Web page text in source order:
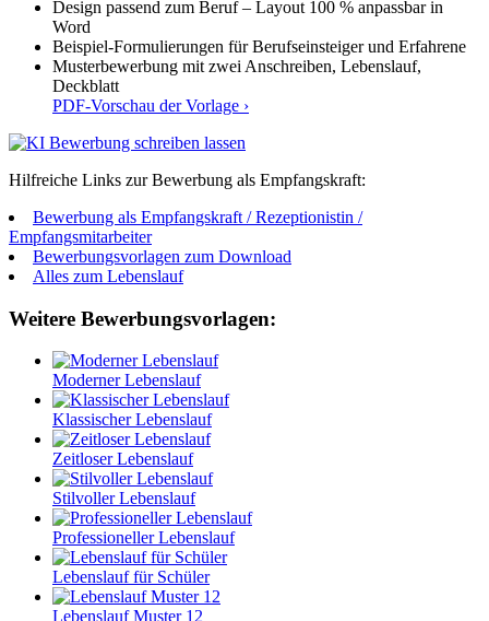
Design passend zum Beruf – Layout 100 % anpassbar in
Word
Beispiel-Formulierungen für Berufseinsteiger und Erfahrene
Musterbewerbung mit zwei Anschreiben, Lebenslauf,
Deckblatt
PDF-Vorschau der Vorlage ›
Hilfreiche Links zur Bewerbung als Empfangskraft:
Bewerbung als Empfangskraft / Rezeptionistin /
Empfangsmitarbeiter
Bewerbungsvorlagen zum Download
Alles zum Lebenslauf
Weitere Bewerbungsvorlagen:
Moderner Lebenslauf
Klassischer Lebenslauf
Zeitloser Lebenslauf
Stilvoller Lebenslauf
Professioneller Lebenslauf
Lebenslauf für Schüler
Lebenslauf Muster 12